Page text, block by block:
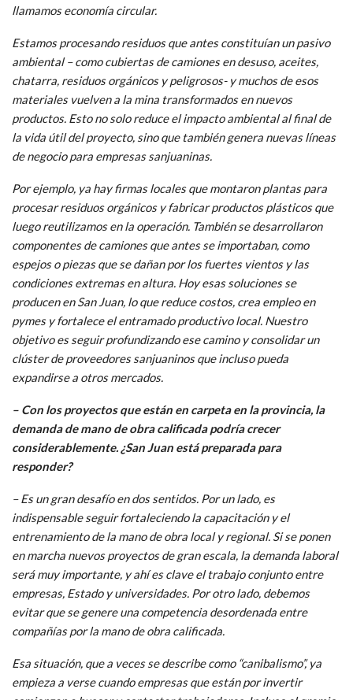
llamamos economía circular.
Estamos procesando residuos que antes constituían un pasivo
ambiental – como cubiertas de camiones en desuso, aceites,
chatarra, residuos orgánicos y peligrosos- y muchos de esos
materiales vuelven a la mina transformados en nuevos
productos. Esto no solo reduce el impacto ambiental al final de
la vida útil del proyecto, sino que también genera nuevas líneas
de negocio para empresas sanjuaninas.
Por ejemplo, ya hay firmas locales que montaron plantas para
procesar residuos orgánicos y fabricar productos plásticos que
luego reutilizamos en la operación. También se desarrollaron
componentes de camiones que antes se importaban, como
espejos o piezas que se dañan por los fuertes vientos y las
condiciones extremas en altura. Hoy esas soluciones se
producen en San Juan, lo que reduce costos, crea empleo en
pymes y fortalece el entramado productivo local. Nuestro
objetivo es seguir profundizando ese camino y consolidar un
clúster de proveedores sanjuaninos que incluso pueda
expandirse a otros mercados.
– Con los proyectos que están en carpeta en la provincia, la
demanda de mano de obra calificada podría crecer
considerablemente. ¿San Juan está preparada para
responder?
– Es un gran desafío en dos sentidos. Por un lado, es
indispensable seguir fortaleciendo la capacitación y el
entrenamiento de la mano de obra local y regional. Si se ponen
en marcha nuevos proyectos de gran escala, la demanda laboral
será muy importante, y ahí es clave el trabajo conjunto entre
empresas, Estado y universidades. Por otro lado, debemos
evitar que se genere una competencia desordenada entre
compañías por la mano de obra calificada.
Esa situación, que a veces se describe como “canibalismo”, ya
empieza a verse cuando empresas que están por invertir